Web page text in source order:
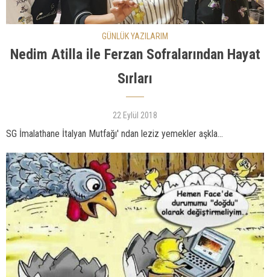
GÜNLÜK YAZILARIM
Nedim Atilla ile Ferzan Sofralarından Hayat
Sırları
22 Eylül 2018
SG İmalathane İtalyan Mutfağı' ndan leziz yemekler aşkla...